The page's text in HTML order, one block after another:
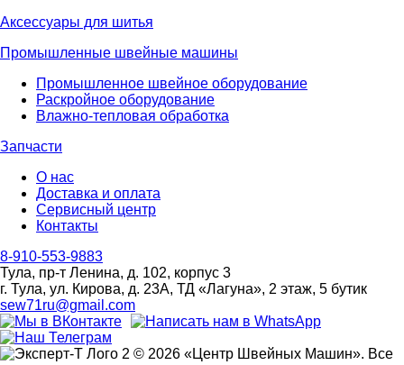
Аксессуары для шитья
Промышленные швейные машины
Промышленное швейное оборудование
Раскройное оборудование
Влажно-тепловая обработка
Запчасти
О нас
Доставка и оплата
Сервисный центр
Контакты
8-910-553-9883
Тула, пр-т Ленина, д. 102, корпус 3
г. Тула, ул. Кирова, д. 23А, ТД «Лагуна», 2 этаж, 5 бутик
sew71ru@gmail.com
© 2026 «Центр Швейных Машин». Все